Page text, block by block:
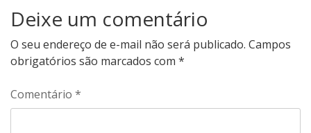
Deixe um comentário
O seu endereço de e-mail não será publicado. Campos
obrigatórios são marcados com *
Comentário *